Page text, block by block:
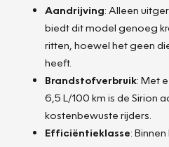
Aandrijving: Alleen
biedt dit model genoeg
ritten, hoewel het geen
heeft.
Brandstofverbruik: Met
6,5 L/100 km is de Sirion
kostenbewuste rijders.
Efficiëntieklasse: